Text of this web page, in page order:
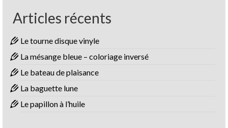
Articles récents
Le tourne disque vinyle
La mésange bleue – coloriage inversé
Le bateau de plaisance
La baguette lune
Le papillon à l’huile